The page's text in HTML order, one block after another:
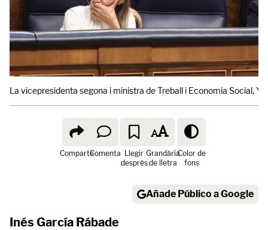
La vicepresidenta segona i ministra de Treball i Economia Social,
ComparteComenta Llegir
després
Grandària
de lletra
Color de
fons
Añade Público a Google
Inés García Rábade